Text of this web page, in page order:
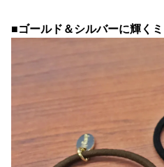
■ゴールド＆シルバーに輝く